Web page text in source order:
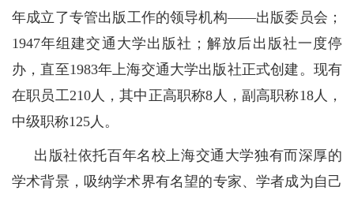
年成立了专管出版工作的领导机构——出版委员会；
1947年组建交通大学出版社；解放后出版社一度停
办，直至1983年上海交通大学出版社正式创建。现有
在职员工210人，其中正高职称8人，副高职称18人，
中级职称125人。
出版社依托百年名校上海交通大学独有而深厚的
学术背景，吸纳学术界有名望的专家、学者成为自己